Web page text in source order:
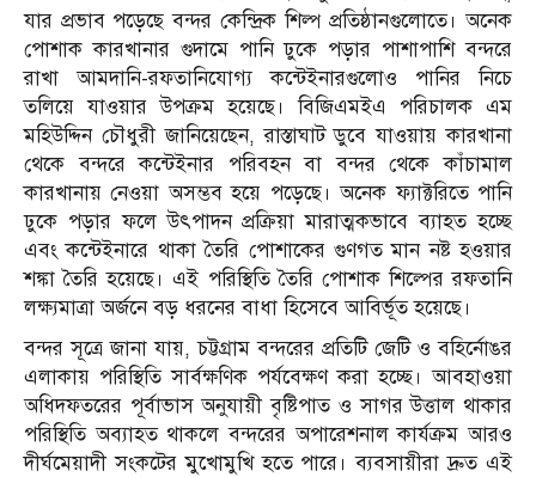
যার প্রভাব পড়েছে বন্দর কেন্দ্রিক শিল্প প্রতিষ্ঠানগুলোতে। অনেক
পোশাক কারখানার গুদামে পানি ঢুকে পড়ার পাশাপাশি বন্দরে
রাখা আমদানি-রফতানিযোগ্য কন্টেইনারগুলোও পানির নিচে
তলিয়ে যাওয়ার উপক্রম হয়েছে। বিজিএমইএ পরিচালক এম
মহিউদ্দিন চৌধুরী জানিয়েছেন, রাস্তাঘাট ডুবে যাওয়ায় কারখানা
থেকে বন্দরে কন্টেইনার পরিবহন বা বন্দর থেকে কাঁচামাল
কারখানায় নেওয়া অসম্ভব হয়ে পড়েছে। অনেক ফ্যাক্টরিতে পানি
ঢুকে পড়ার ফলে উৎপাদন প্রক্রিয়া মারাত্মকভাবে ব্যাহত হচ্ছে
এবং কন্টেইনারে থাকা তৈরি পোশাকের গুণগত মান নষ্ট হওয়ার
শঙ্কা তৈরি হয়েছে। এই পরিস্থিতি তৈরি পোশাক শিল্পের রফতানি
লক্ষ্যমাত্রা অর্জনে বড় ধরনের বাধা হিসেবে আবির্ভূত হয়েছে।
বন্দর সূত্রে জানা যায়, চট্টগ্রাম বন্দরের প্রতিটি জেটি ও বহির্নোঙর
এলাকায় পরিস্থিতি সার্বক্ষণিক পর্যবেক্ষণ করা হচ্ছে। আবহাওয়া
অধিদফতরের পূর্বাভাস অনুযায়ী বৃষ্টিপাত ও সাগর উত্তাল থাকার
পরিস্থিতি অব্যাহত থাকলে বন্দরের অপারেশনাল কার্যক্রম আরও
দীর্ঘমেয়াদী সংকটের মুখোমুখি হতে পারে। ব্যবসায়ীরা দ্রুত এই